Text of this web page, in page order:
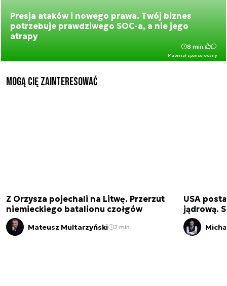
Presja ataków i nowego prawa. Twój biznes
potrzebuje prawdziwego SOC-a, a nie jego
atrapy
Materiał sponsorowany
8 min.
Mogą Cię zainteresować
Z Orzysza pojechali na Litwę. Przerzut
niemieckiego batalionu czołgów
Mateusz Multarzyński 2 min.
USA
jądrową.